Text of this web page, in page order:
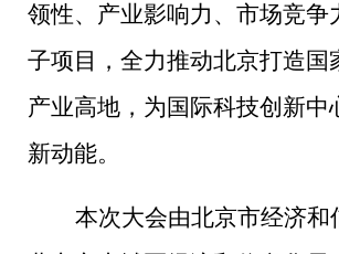
领性、产业影响力、市场竞争
子项目，全力推动北京打造国
产业高地，为国际科技创新中
新动能。
本次大会由北京市经济和